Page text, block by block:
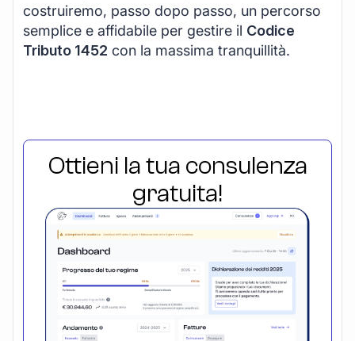
costruiremo, passo dopo passo, un percorso
semplice e affidabile per gestire il Codice
Tributo 1452 con la massima tranquillità.
Ottieni la tua consulenza
gratuita!